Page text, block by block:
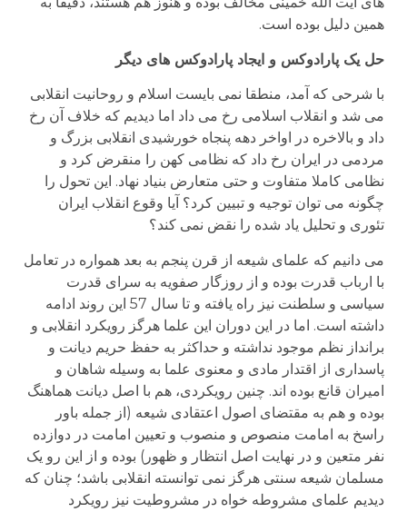
همین دلیل بوده است.
حل یک پارادوکس و ایجاد پارادوکس های دیگر
با شرحی که آمد، منطقا نمی بایست اسلام و روحانیت انقلابی
می شد و انقلاب اسلامی رخ می داد اما دیدیم که خلاف آن رخ
داد و بالاخره در اواخر دهه پنجاه خورشیدی انقلابی بزرگ و
مردمی در ایران رخ داد که نظامی کهن را منقرض کرد و
نظامی کاملا متفاوت و حتی متعارض بنیاد نهاد. این تحول را
چگونه می توان توجیه و تبیین کرد؟ آیا وقوع انقلاب ایران
تئوری و تحلیل یاد شده را نقض نمی کند؟
می دانیم که علمای شیعه از قرن پنجم به بعد همواره در تعامل
با ارباب قدرت بوده و از روزگار صفویه به سرای قدرت
سیاسی و سلطنت نیز راه یافته و تا سال 57 این روند ادامه
داشته است. اما در این دوران این علما هرگز رویکرد انقلابی و
برانداز نظم موجود نداشته و حداکثر به حفظ حریم دیانت و
پاسداری از اقتدار مادی و معنوی علما به وسیله شاهان و
امیران قانع بوده اند. چنین رویکردی، هم با اصل دیانت هماهنگ
بوده و هم به مقتضای اصول اعتقادی شیعه (از جمله باور
راسخ به امامت منصوص و منصوب و تعیین امامت در دوازده
نفر متعین و در نهایت اصل انتظار و ظهور) بوده و از این رو یک
مسلمان شیعه سنتی هرگز نمی توانسته انقلابی باشد؛ چنان که
دیدیم علمای مشروطه خواه در مشروطیت نیز رویکرد